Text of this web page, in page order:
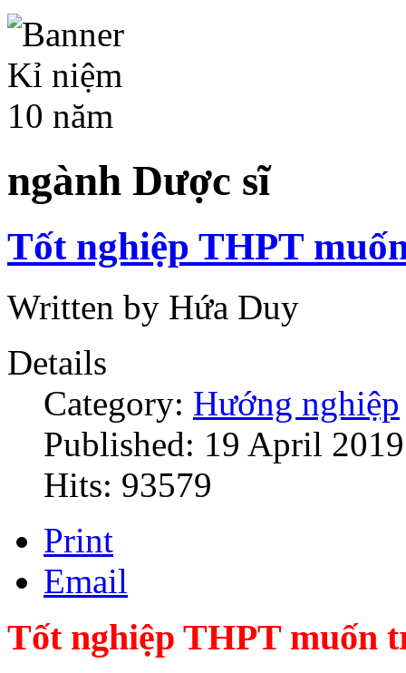
ngành Dược sĩ
Tốt nghiệp THPT
Written by Hứa Duy
Details
Category: Hướng nghiệp
Published: 19 April 2019
Hits: 93579
Print
Email
Tốt nghiệp THPT muốn